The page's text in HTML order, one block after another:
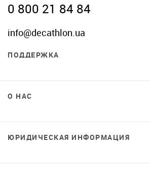
0 800 21 84 84
info@decathlon.ua
ПОДДЕРЖКА
О НАС
ЮРИДИЧЕСКАЯ ИНФОРМАЦИЯ